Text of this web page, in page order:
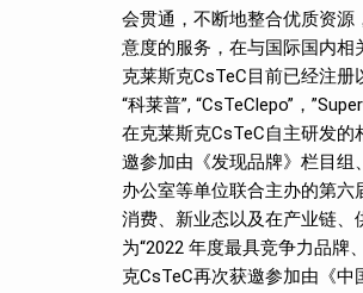
会贯通，不断地整合优质资
意度的服务，在与国际国内相
克莱斯克CsTeC目前已经注册
“科莱普”, “CsTeClepo”，
在克莱斯克CsTeC自主研发
邀参加由《发现品牌》栏目
办公室等单位联合主办的第六
消费、新业态以及在产业链、
为“2022 年度最具竞争力品牌
克CsTeC再次获邀参加由《